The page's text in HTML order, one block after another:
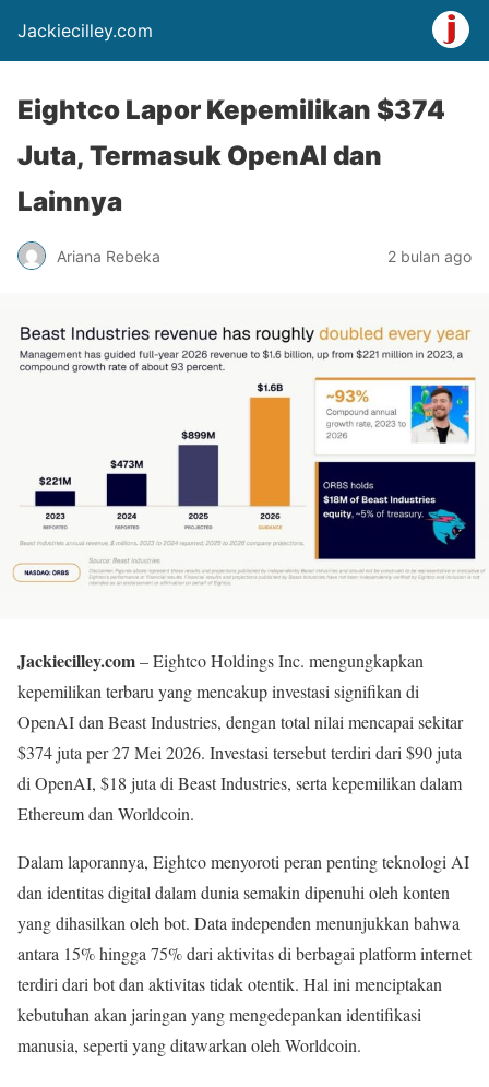
Jackiecilley.com
Eightco Lapor Kepemilikan $374
Juta, Termasuk OpenAI dan
Lainnya
Ariana Rebeka 2 bulan ago
Jackiecilley.com– Eightco Holdings Inc. mengungkapkan
kepemilikan terbaru yang mencakup investasi signifikan di
OpenAI dan Beast Industries, dengan total nilai mencapai sekitar
$374 juta per 27 Mei 2026. Investasi tersebut terdiri dari $90 juta
di OpenAI, $18 juta di Beast Industries, serta kepemilikan dalam
Ethereum dan Worldcoin.
Dalam laporannya, Eightco menyoroti peran penting teknologi AI
dan identitas digital dalam dunia semakin dipenuhi oleh konten
yang dihasilkan oleh bot. Data independen menunjukkan bahwa
antara 15% hingga 75% dari aktivitas di berbagai platform internet
terdiri dari bot dan aktivitas tidak otentik. Hal ini menciptakan
kebutuhan akan jaringan yang mengedepankan identifikasi
manusia, seperti yang ditawarkan oleh Worldcoin.